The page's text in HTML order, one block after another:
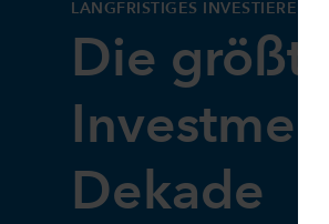
LANGFRISTIGES INVESTIEREN
Die
Dekade